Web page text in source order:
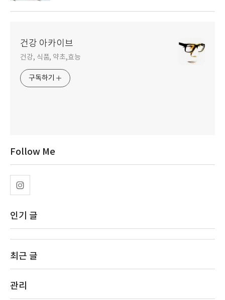
건강 아카이브
건강, 식품, 약초,효능
구독하기
Follow Me
인기 글
최근 글
관리